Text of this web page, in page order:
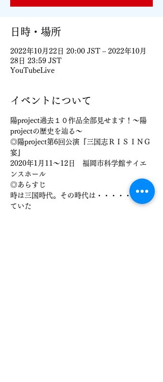
日時・場所
2022年10月22日 20:00 JST – 2022年10月
28日 23:59 JST
YouTubeLive
イベントについて
陽project過去１０作品全部見せます！～陽
projectの歴史を辿る～
◎陽project第6回公演『三国志ＲＩＳＩＮＧ
宴』
2020年1月11～12日　福岡市科学館サイエ
ンスホール
◎あらすじ
時は三国時代。その時代は・・・・・・狂っ
ていた